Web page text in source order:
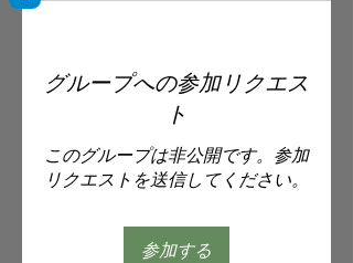
グループへの参加リクエス
ト
このグループは非公開です。参加
リクエストを送信してください。
参加する